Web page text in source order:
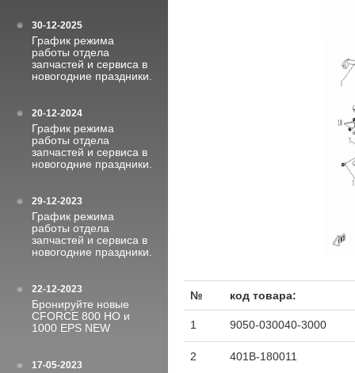
30-12-2025
График режима
работы отдела
запчастей и сервиса в
новогодние праздники.
20-12-2024
График режима
работы отдела
запчастей и сервиса в
новогодние праздники.
29-12-2023
График режима
работы отдела
запчастей и сервиса в
новогодние праздники.
22-12-2023
Бронируйте новые
CFORCE 800 HO и
1000 EPS NEW
17-05-2023
№ код товара:
1 9050-030040-3000
2 401B-180011